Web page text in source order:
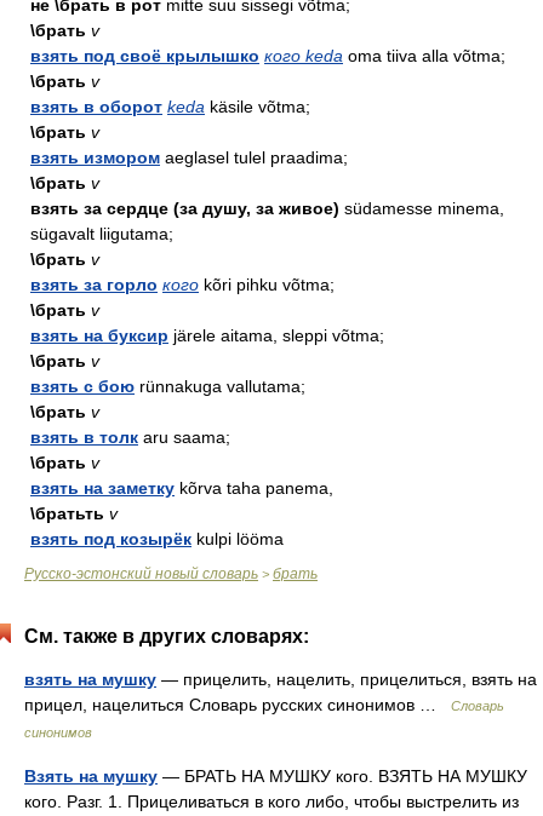
не \брать в рот mitte suu sissegi võtma;
\брать v
взять под своё крылышко кого keda oma tiiva alla võtma;
\брать v
взять в оборот keda käsile võtma;
\брать v
взять измором aeglasel tulel praadima;
\брать v
взять за сердце (за душу, за живое) südamesse minema,
sügavalt liigutama;
\брать v
взять за горло кого kõri pihku võtma;
\брать v
взять на буксир järele aitama, sleppi võtma;
\брать v
взять с бою rünnakuga vallutama;
\брать v
взять в толк aru saama;
\брать v
взять на заметку kõrva taha panema,
\братьть v
взять под козырёк kulpi lööma
Русско-эстонский новый словарь > брать
См. также в других словарях:
взять на мушку — прицелить, нацелить, прицелиться, взять на
прицел, нацелиться Словарь русских синонимов …
Словарь
синонимов
Взять на мушку — БРАТЬ НА МУШКУ кого. ВЗЯТЬ НА МУШКУ
кого. Разг. 1. Прицеливаться в кого либо, чтобы выстрелить из